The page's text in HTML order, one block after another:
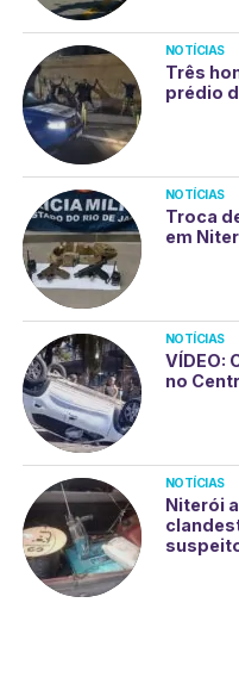
NOTÍCIAS
Três
prédio
NOTÍCIAS
Troca
em
NOTÍCIAS
VÍDEO:
no
NOTÍCIAS
Niterói